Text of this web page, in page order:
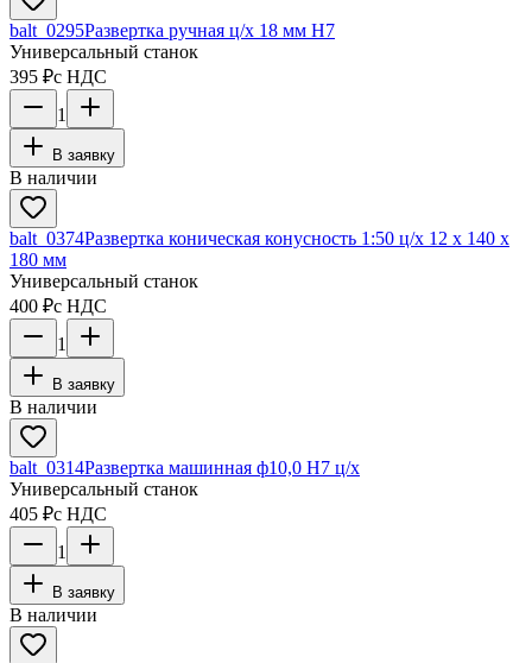
balt_0295Развертка ручная ц/х 18 мм Н7
Универсальный станок
395 ₽с НДС
1
В заявку
В наличии
balt_0374Развертка коническая конусность 1:50 ц/х 12 х 140 х
180 мм
Универсальный станок
400 ₽с НДС
1
В заявку
В наличии
balt_0314Развертка машинная ф10,0 Н7 ц/х
Универсальный станок
405 ₽с НДС
1
В заявку
В наличии